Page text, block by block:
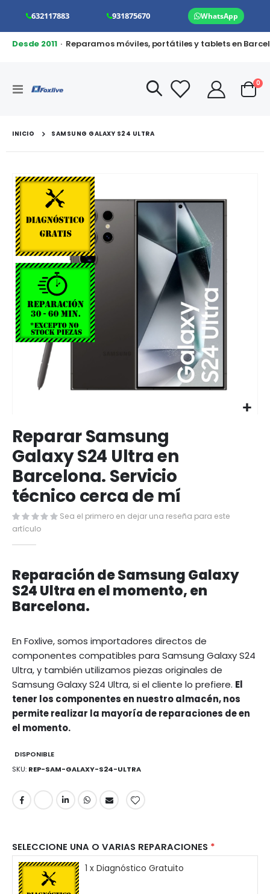
632117883 931875670 WhatsApp
Desde 2011· Reparamos móviles, portátiles y tablets en
Toggle
Cart
0
INICIO SAMSUNG GALAXY S24 ULTRA
Saltar
al
final
de
la
galería
de
imágenes
al
comienzo
de
la
galería
de
Reparar Samsung
Galaxy S24 Ultra en
Barcelona. Servicio
técnico cerca de mí
Sea el primero en dejar una reseña para este
artículo
Reparación de Samsung Galaxy
S24 Ultra en el momento, en
Barcelona.
En Foxlive, somos importadores directos de
componentes compatibles para Samsung Galaxy S24
Ultra, y también utilizamos piezas originales de
Samsung Galaxy S24 Ultra, si el cliente lo prefiere. El
tener los componentes en nuestro almacén, nos
permite realizar la mayoría de reparaciones de en
el momento.
DISPONIBLE
SKU REP-SAM-GALAXY-S24-ULTRA
SELECCIONE UNA O VARIAS REPARACIONES
1 x Diagnóstico Gratuito